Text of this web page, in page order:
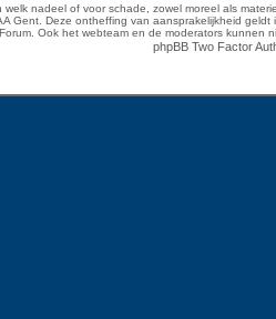
nadeel of voor schade, zowel moreel als
Gent. Deze ontheffing van aansprakelijkheid
Ook het webteam en de moderators kunnen
phpBB Two Factor